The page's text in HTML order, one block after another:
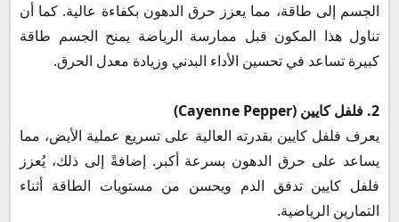
الجسم إلى طاقة، مما يعزز حرق الدهون بكفاءة عالية. كما أن
تناول هذا المكون قبل ممارسة الرياضة يمنح الجسم طاقة
كبيرة تساعد في تحسين الأداء البدني وزيادة معدل الحرق.
2. فلفل كايين (Cayenne Pepper)
يعرف فلفل كايين بقدرته العالية على تسريع عملية الأيض، مما
يساعد على حرق الدهون بسرعة أكبر. إضافةً إلى ذلك، يُعزز
فلفل كايين تدفق الدم ويحسن من مستويات الطاقة أثناء
التمارين الرياضية.